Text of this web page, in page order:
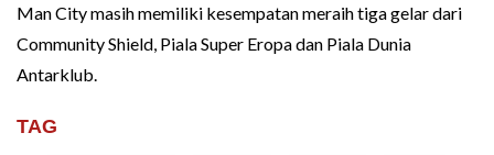
Man City masih memiliki kesempatan meraih tiga gelar dari
Community Shield, Piala Super Eropa dan Piala Dunia
Antarklub.
TAG